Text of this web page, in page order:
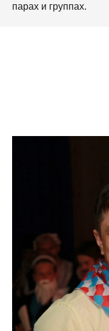
парах и группах.